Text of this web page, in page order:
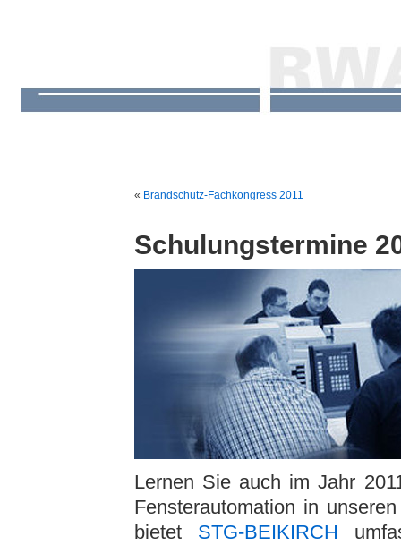
« Brandschutz-Fachkongress 2011
Schulungstermine
Lernen Sie auch im Jahr
Fensterautomation in
bietet STG-BEIKIRCH